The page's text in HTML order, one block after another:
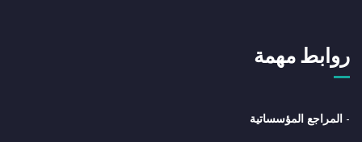
روابط مهمة
- المراجع المؤسساتية